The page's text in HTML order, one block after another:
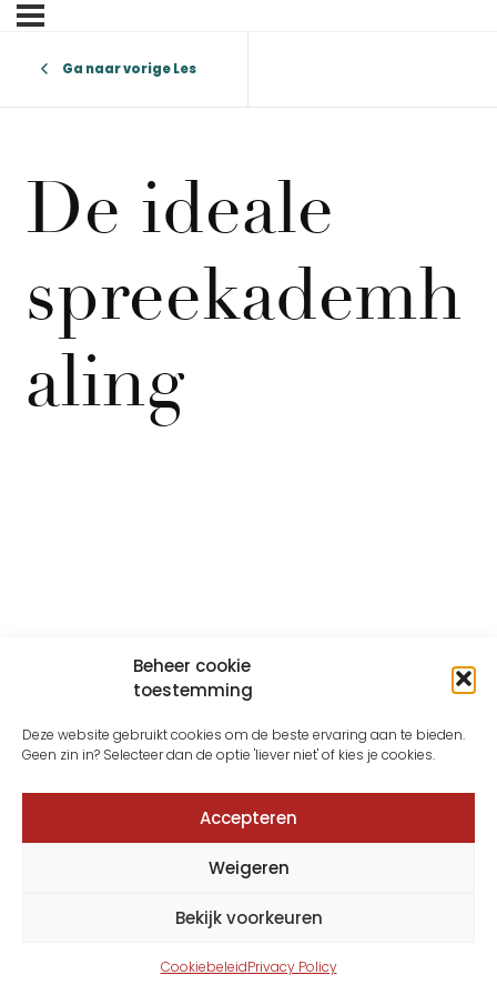
Beheer cookie
toestemming
Deze website gebruikt cookies om de beste ervaring aan te bieden.
Geen zin in? Selecteer dan de optie 'liever niet' of kies je cookies.
Accepteren
Weigeren
Bekijk voorkeuren
CookiebeleidPrivacy Policy
Ga naar vorige Les
De ideale
spreekademh
aling